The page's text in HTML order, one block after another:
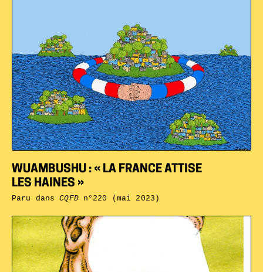
WUAMBUSHU : « LA FRANCE ATTISE
LES HAINES »
Paru dansCQFDn°220 (mai 2023)